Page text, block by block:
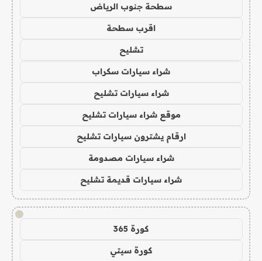
سطحة جنوب الرياض
اقرب سطحة
تشليح
شراء سيارات سكراب
شراء سيارات تشليح
موقع شراء سيارات تشليح
ارقام يشترون سيارات تشليح
شراء سيارات مصدومة
شراء سيارات قديمة تشليح
!
كورة 365
كورة سيتي